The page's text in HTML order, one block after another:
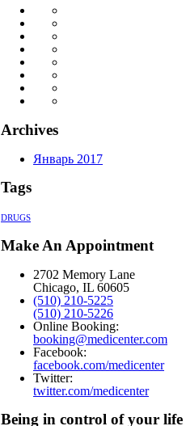
Archives
Январь 2017
Tags
DRUGS
Make An Appointment
2702 Memory Lane
Chicago, IL 60605
(510) 210-5225
(510) 210-5226
Online Booking:
booking@medicenter.com
Facebook:
facebook.com/medicenter
Twitter:
twitter.com/medicenter
Being in control of your